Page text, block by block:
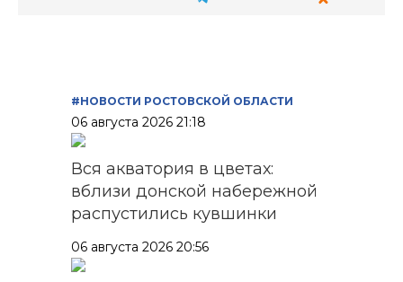
#НОВОСТИ РОСТОВСКОЙ ОБЛАСТИ
06 августа 2026 21:18
Вся акватория в цветах:
вблизи донской набережной
распустились кувшинки
06 августа 2026 20:56